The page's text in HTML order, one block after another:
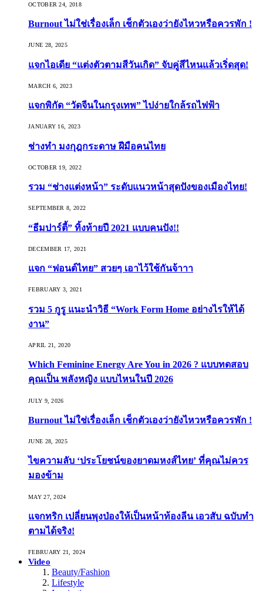
OCTOBER 24, 2018
Burnout ไม่ใช่เรื่องเล็ก เช็กตัวเองว่ายังไหวหรือควรพัก !
JUNE 28, 2025
แจกไอเดีย “แต่งตัวตามสีวันเกิด” จับคู่สีไหนแล้วเริ่ดสุด!
MARCH 6, 2023
แจกพิกัด “วัดจีนในกรุงเทพ” ไปง่ายใกล้รถไฟฟ้า
JANUARY 16, 2023
ช่างทำ มงกุฎกระดาษ ฝีมือคนไทย
OCTOBER 19, 2022
รวม “ช่างแต่งหน้า” ระดับแนวหน้าสุดปังของเมืองไทย!
SEPTEMBER 8, 2022
“ธีมปาร์ตี้” ทิ้งท้ายปี 2021 แบบคนปัง!!
DECEMBER 17, 2021
แจก “ฟอนต์ไทย” สวยๆ เอาไว้ใช้กันจ้าาา
FEBRUARY 3, 2021
รวม 5 กูรู แนะนำวิธี “Work Form Home อย่างไรให้ได้
งาน”
APRIL 21, 2020
Which Feminine Energy Are You in 2026 ? แบบทดสอบ
คุณเป็น พลังหญิง แบบไหนในปี 2026
JULY 9, 2026
Burnout ไม่ใช่เรื่องเล็ก เช็กตัวเองว่ายังไหวหรือควรพัก !
JUNE 28, 2025
ไขความลับ ‘ประโยชน์ของยาดมหงส์ไทย’ ที่คุณไม่ควร
มองข้าม
MAY 27, 2024
แจกทริก เปลี่ยนพุงป่องให้เป็นหน้าท้องลีน เอวสับ ฉบับทำ
ตามได้จริง!
FEBRUARY 21, 2024
Video
Beauty/Fashion
Lifestyle